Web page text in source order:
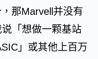
那Marvell并没有
「想做一颗基站
」或其他上百万